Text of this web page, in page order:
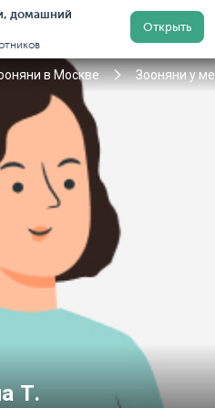
домашний
Открыть
Регистрация
в Москве Зооняни у
Т.